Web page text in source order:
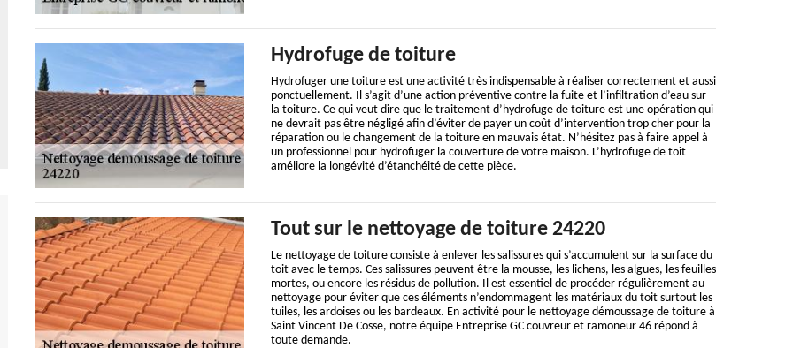
Hydrofuge de toiture
Hydrofuger une toiture est une activité très indispensable à réaliser correctement et aussi
ponctuellement. Il s’agit d’une action préventive contre la fuite et l’infiltration d’eau sur
la toiture. Ce qui veut dire que le traitement d’hydrofuge de toiture est une opération qui
ne devrait pas être négligé afin d’éviter de payer un coût d’intervention trop cher pour la
réparation ou le changement de la toiture en mauvais état. N’hésitez pas à faire appel à
un professionnel pour hydrofuger la couverture de votre maison. L’hydrofuge de toit
améliore la longévité d’étanchéité de cette pièce.
Tout sur le nettoyage de toiture 24220
Le nettoyage de toiture consiste à enlever les salissures qui s’accumulent sur la surface du
toit avec le temps. Ces salissures peuvent être la mousse, les lichens, les algues, les feuilles
mortes, ou encore les résidus de pollution. Il est essentiel de procéder régulièrement au
nettoyage pour éviter que ces éléments n’endommagent les matériaux du toit surtout les
tuiles, les ardoises ou les bardeaux. En activité pour le nettoyage démoussage de toiture à
Saint Vincent De Cosse, notre équipe Entreprise GC couvreur et ramoneur 46 répond à
toute demande.